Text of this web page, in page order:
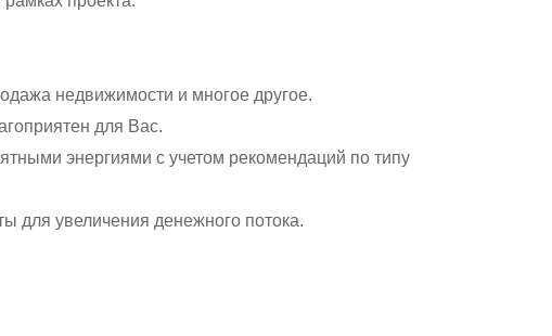
недвижимости и многое другое.
для Вас.
энергиями с учетом рекомендаций по типу
для увеличения денежного потока.